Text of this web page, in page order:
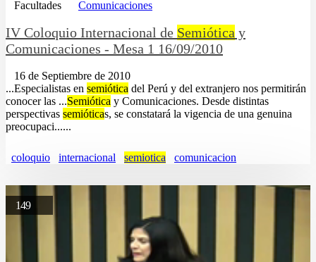
Facultades Comunicaciones
IV Coloquio Internacional de Semiótica y
Comunicaciones - Mesa 1 16/09/2010
16 de Septiembre de 2010
...Especialistas en semiótica del Perú y del extranjero nos permitirán
conocer las ...Semiótica y Comunicaciones. Desde distintas
perspectivas semióticas, se constatará la vigencia de una genuina
preocupaci......
coloquio internacional semiotica comunicacion
149